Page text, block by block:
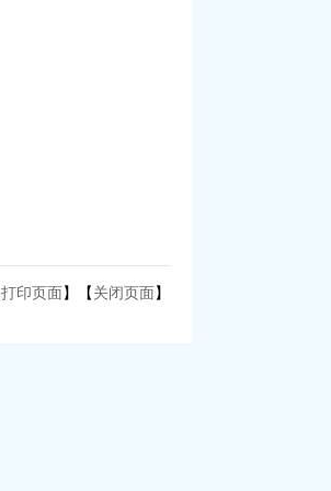
打印页面 】【 关闭页面 】